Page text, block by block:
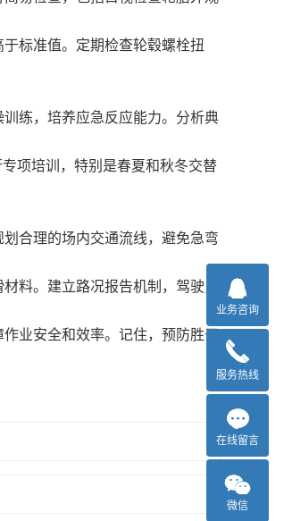
标准值。定期检查轮毂螺栓扭
练，培养应急反应能力。分析典
项培训，特别是春夏和秋冬交替
合理的场内交通流线，避免急弯
料。建立路况报告机制，驾驶员
业安全和效率。记住，预防胜于
业务咨询
服务热线
在线留言
微信